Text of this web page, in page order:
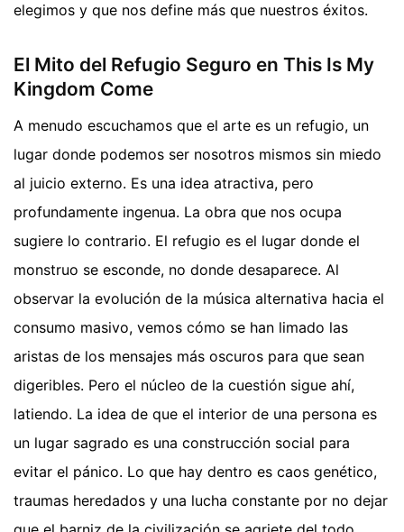
elegimos y que nos define más que nuestros éxitos.
El Mito del Refugio Seguro en This Is My
Kingdom Come
A menudo escuchamos que el arte es un refugio, un
lugar donde podemos ser nosotros mismos sin miedo
al juicio externo. Es una idea atractiva, pero
profundamente ingenua. La obra que nos ocupa
sugiere lo contrario. El refugio es el lugar donde el
monstruo se esconde, no donde desaparece. Al
observar la evolución de la música alternativa hacia el
consumo masivo, vemos cómo se han limado las
aristas de los mensajes más oscuros para que sean
digeribles. Pero el núcleo de la cuestión sigue ahí,
latiendo. La idea de que el interior de una persona es
un lugar sagrado es una construcción social para
evitar el pánico. Lo que hay dentro es caos genético,
traumas heredados y una lucha constante por no dejar